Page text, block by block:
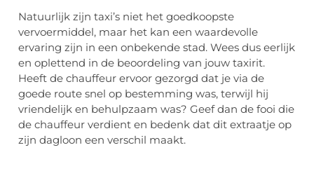
Natuurlijk zijn taxi’s niet het goedkoopste
vervoermiddel, maar het kan een waardevolle
ervaring zijn in een onbekende stad. Wees dus eerlijk
en oplettend in de beoordeling van jouw taxirit.
Heeft de chauffeur ervoor gezorgd dat je via de
goede route snel op bestemming was, terwijl hij
vriendelijk en behulpzaam was? Geef dan de fooi die
de chauffeur verdient en bedenk dat dit extraatje op
zijn dagloon een verschil maakt.